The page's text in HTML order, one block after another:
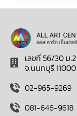
เลขที่ 56/30 ม
จ.นนทบุรี 11000
02-965-9269
081-646-9618